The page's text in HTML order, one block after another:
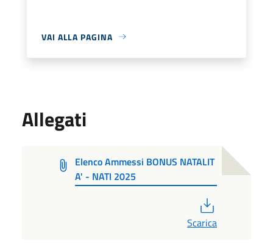
VAI ALLA PAGINA
Allegati
Elenco Ammessi BONUS NATALIT
A' - NATI 2025
Scarica